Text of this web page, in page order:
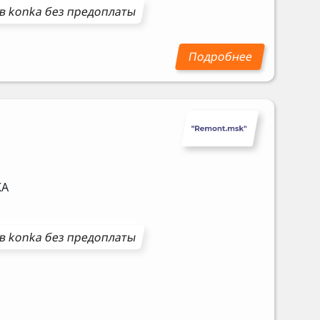
konkaбез предоплаты
konkaбез предоплаты